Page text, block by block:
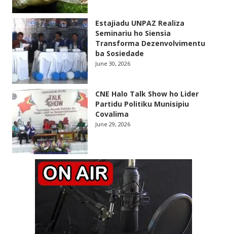
Estajiadu UNPAZ Realiza
Seminariu ho Siensia
Transforma Dezenvolvimentu
ba Sosiedade
June 30, 2026
CNE Halo Talk Show ho Lider
Partidu Politiku Munisipiu
Covalima
June 29, 2026